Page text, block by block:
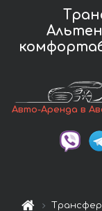
Авто-Аренда в